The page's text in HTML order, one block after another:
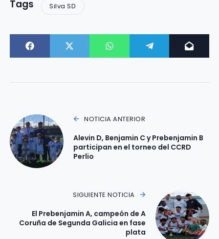
Tags Silva SD
NOTICIA ANTERIOR
Alevin D, Benjamin C y Prebenjamin B
participan en el torneo del CCRD
Perlio
SIGUIENTE NOTICIA
El Prebenjamin A, campeón de A
Coruña de Segunda Galicia en fase
plata